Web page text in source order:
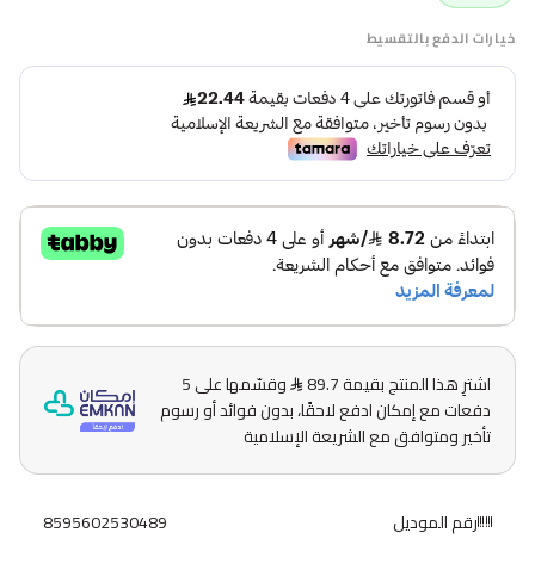
خيارات الدفع بالتقسيط
اشترِ هذا المنتج بقيمة 89.7
وقسّمها على 5
دفعات مع إمكان ادفع لاحقًا، بدون فوائد أو رسوم
تأخير ومتوافق مع الشريعة الإسلامية
رقم الموديل 8595602530489